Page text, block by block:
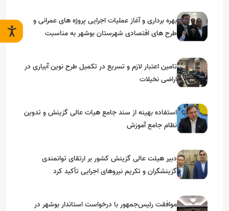
بهره برداری و آغاز عملیات اجرایی پروژه های عمرانی و
طرح های اقتصادی شهرستان بوشهر به مناسبت
تامین اعتبار لازم و تسریع در تکمیل طرح نوین آبیاری در
اراضی نخیلات
استفاده بهینه از سند جامع هیات عالی گزینش و‌ تدوین
نظام جامع آموزش
دبیر هیئت عالی گزینش کشور بر ارتقای توانمندی
گزینشگران و تکریم نیروهای اجرایی تأکید کرد
موافقت رئیس‌جمهور با درخواست استاندار بوشهر در